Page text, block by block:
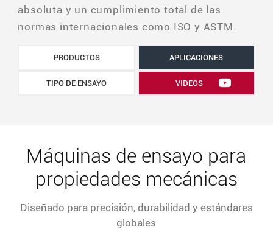
absoluta y un cumplimiento total de las
normas internacionales como ISO y ASTM.
PRODUCTOS APLICACIONES
TIPO DE ENSAYO VIDEOS
Máquinas de ensayo para
propiedades mecánicas
Diseñado para precisión, durabilidad y estándares
globales